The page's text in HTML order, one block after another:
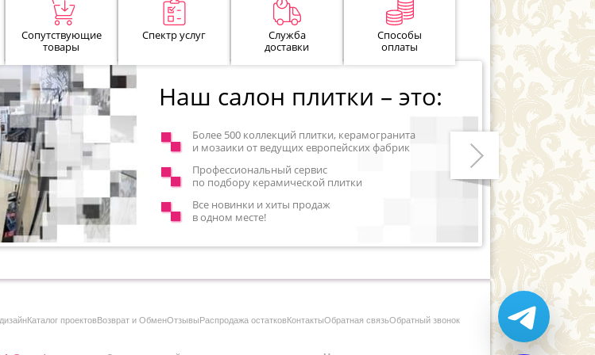
Сопутствующие
товары
Спектр услуг
Служба
доставки
Способы
оплаты
Наш салон плитки – это:
Более 500 коллекций плитки, керамогранита
и мозаики от ведущих европейских фабрик
Профессиональный сервис
по подбору керамической плитки
Все новинки и хиты продаж
в одном месте!
Следующий
Каталог проектовВозврат и ОбменОтзывыРаспродажа остатковКонтактыОбратная связьОбратный звонок